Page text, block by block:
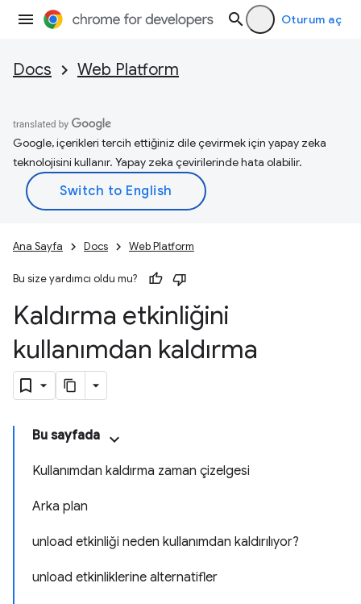
Oturum aç
Docs Web Platform
Google, içerikleri tercih ettiğiniz dile çevirmek için yapay zeka
teknolojisini kullanır. Yapay zeka çevirilerinde hata olabilir.
Ana Sayfa Docs Web Platform
Bu size yardımcı oldu mu?
Kaldırma etkinliğini
kullanımdan kaldırma
Bu sayfada
Kullanımdan kaldırma zaman çizelgesi
Arka plan
unload etkinliği neden kullanımdan kaldırılıyor?
unload etkinliklerine alternatifler